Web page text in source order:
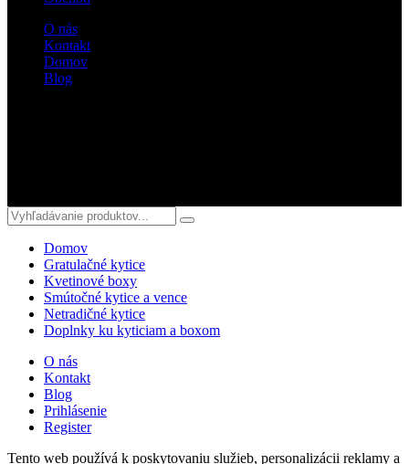
O nás
Kontakt
Domov
Blog
Domov
Gratulačné kytice
Kvetinové boxy
Smútočné kytice a vence
Netradičné kytice
Doplnky ku kyticiam a boxom
O nás
Kontakt
Blog
Prihlásenie
Register
Tento web používá k poskytovaniu služieb, personalizácii reklamy a